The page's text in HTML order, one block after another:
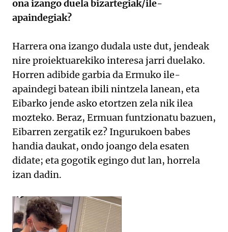
ona izango duela bizartegiak/ile-
apaindegiak?
Harrera ona izango dudala uste dut, jendeak
nire proiektuarekiko interesa jarri duelako.
Horren adibide garbia da Ermuko ile-
apaindegi batean ibili nintzela lanean, eta
Eibarko jende asko etortzen zela nik ilea
mozteko. Beraz, Ermuan funtzionatu bazuen,
Eibarren zergatik ez? Ingurukoen babes
handia daukat, ondo joango dela esaten
didate; eta gogotik egingo dut lan, horrela
izan dadin.